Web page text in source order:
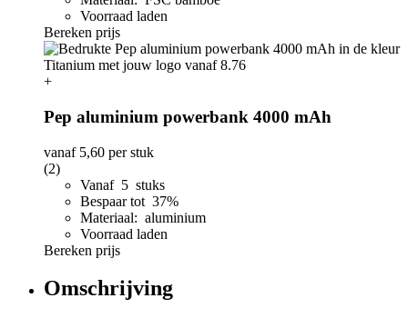
Voorraad laden
Bereken prijs
+
Pep aluminium powerbank 4000 mAh
vanaf 5,60 per stuk
(2)
Vanaf 5 stuks
Bespaar tot 37%
Materiaal: aluminium
Voorraad laden
Bereken prijs
Omschrijving